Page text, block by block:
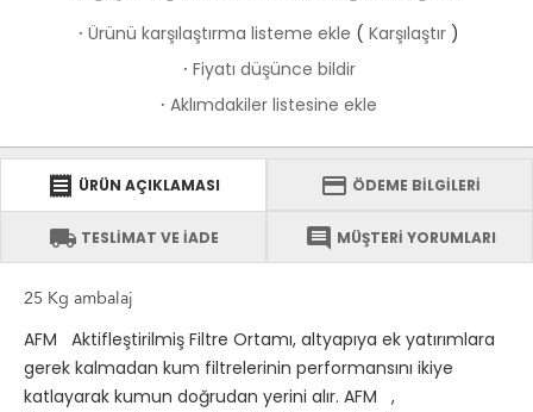
· Ürünü karşılaştırma listeme ekle ( Karşılaştır )
· Fiyatı düşünce bildir
· Aklımdakiler listesine ekle
receipt ÜRÜN AÇIKLAMASI credit_card ÖDEME BİLGİLERİ
local_shipping TESLİMAT VE İADE comment MÜŞTERİ YORUMLARI
25 Kg ambalaj
AFM
Aktifleştirilmiş Filtre Ortamı, altyapıya ek yatırımlara
gerek kalmadan kum filtrelerinin performansını ikiye
katlayarak kumun doğrudan yerini alır. AFM
,